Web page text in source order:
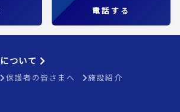
電話する
ついて
保護者の皆さまへ
施設紹介